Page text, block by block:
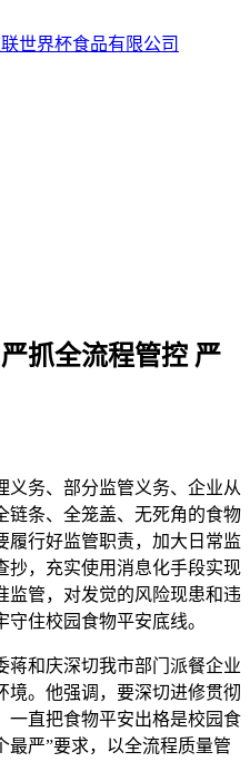
抓全流程管控 严
务、部分监管义务、企业从
链条、全笼盖、无死角的食物
履行好监管职责，加大日常监
抄，充实使用消息化手段实现
监管，对发觉的风险现患和违
住校园食物平安底线。
和庆深切我市部门派餐企业
境。他强调，要深切进修贯彻
一直把食物平安出格是校园食
最严”要求，以全流程质量管